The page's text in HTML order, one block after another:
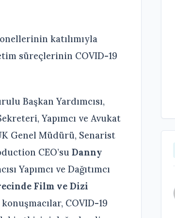
katılımıyla
süreçlerinin COVID-19
Başkan Yardımcısı,
Yapımcı ve Avukat
Genel Müdürü, Senarist
CEO’su Danny
Yapımcı ve Dağıtımcı
Film ve Dizi
COVID-19